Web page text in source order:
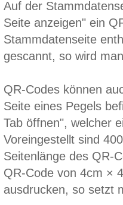
Auf der
Seite anzeigen" ein
Stammdatenseite
gescannt, so wird
QR-Codes können
Seite eines Pegels
Tab öffnen", welcher
Voreingestellt sind
Seitenlänge des QR-
QR-Code von 4cm ×
ausdrucken, so setzt